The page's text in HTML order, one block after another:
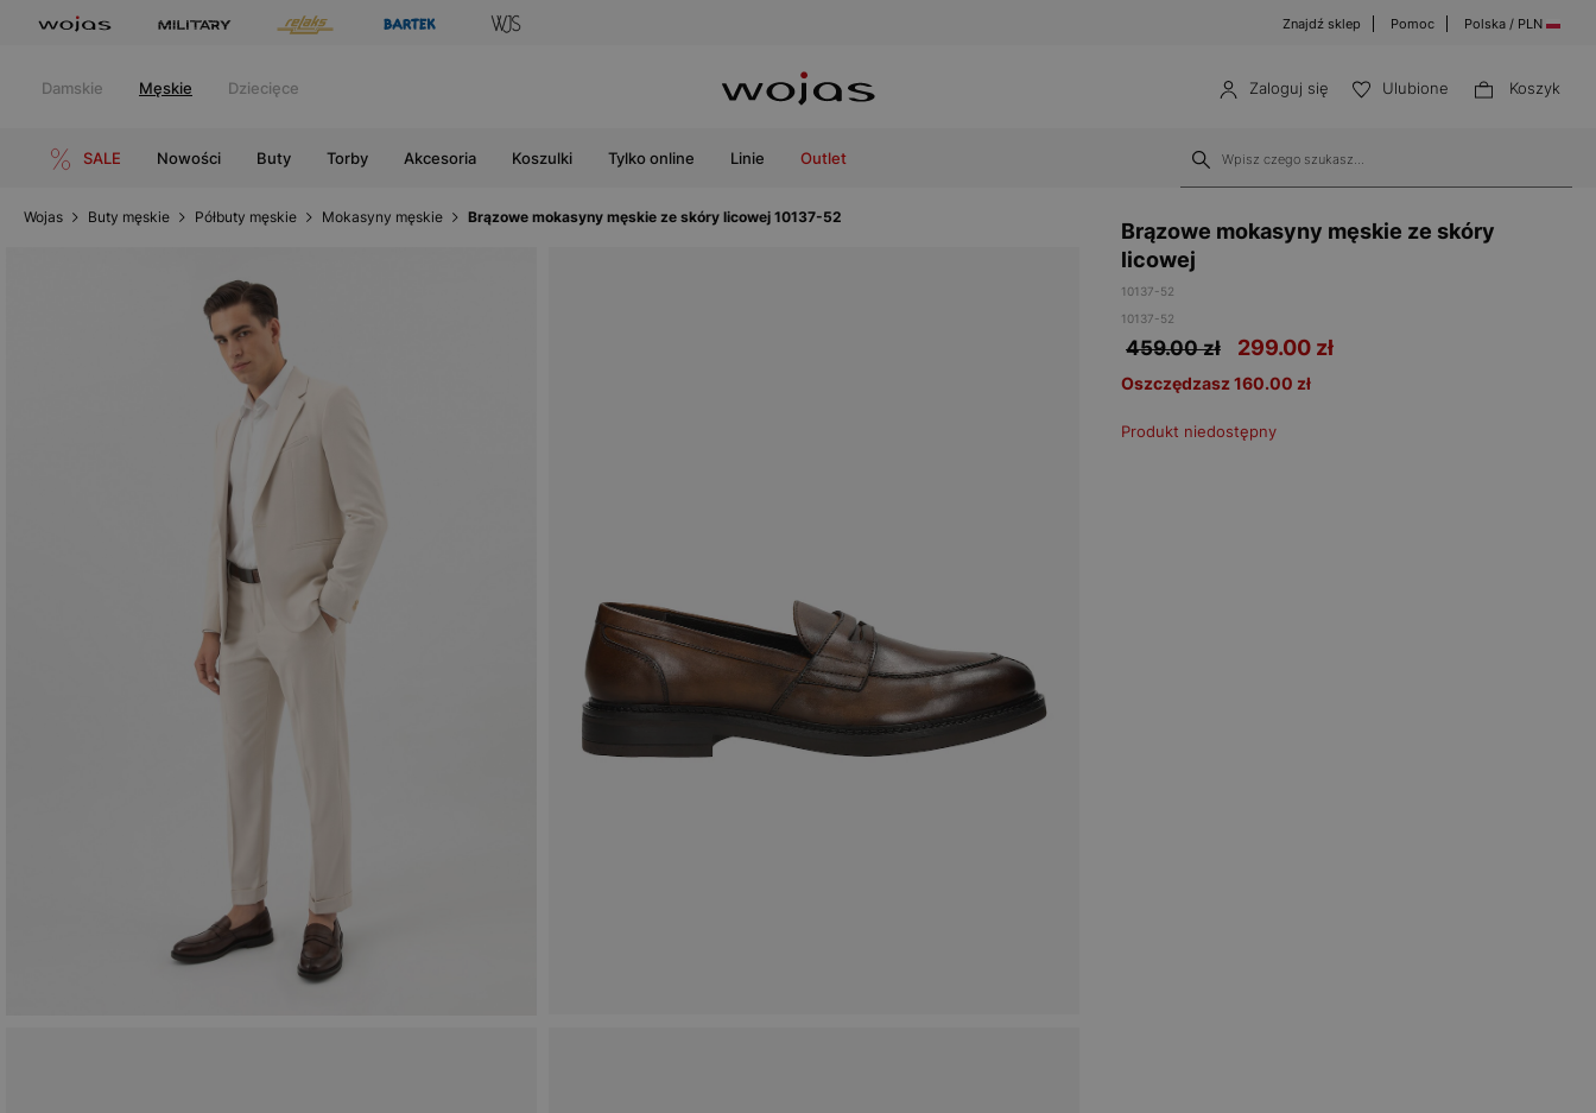
Znajdź sklep Pomoc Polska / PLN
Damskie Męskie Dziecięce Zaloguj się Ulubione Koszyk
SALE Nowości Buty Torby Akcesoria Koszulki Tylko online Linie Outlet
Wojas Buty męskie Półbuty męskie Mokasyny męskie Brązowe mokasyny męskie ze skóry licowej 10137-52
Brązowe mokasyny męskie ze skóry
licowej
10137-52
10137-52
459.00 zł 299.00 zł
Oszczędzasz 160.00 zł
Produkt niedostępny